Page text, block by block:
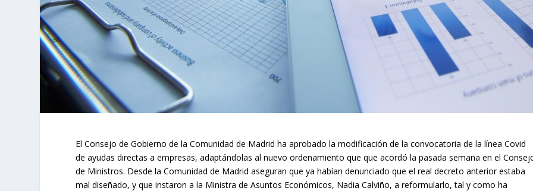
El Consejo de Gobierno de la Comunidad de Madrid ha aprobado la modificación de la convocatoria de la línea Covid
de ayudas directas a empresas, adaptándolas al nuevo ordenamiento que que acordó la pasada semana en el
de Ministros. Desde la Comunidad de Madrid aseguran que ya habían denunciado que el real decreto anterior estaba
mal diseñado, y que instaron a la Ministra de Asuntos Económicos, Nadia Calviño, a reformularlo, tal y como ha